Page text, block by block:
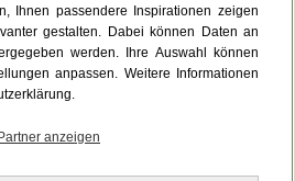
Ihnen passendere Inspirationen zeigen
gestalten. Dabei können Daten an
werden. Ihre Auswahl können
anpassen. Weitere Informationen
Partner anzeigen